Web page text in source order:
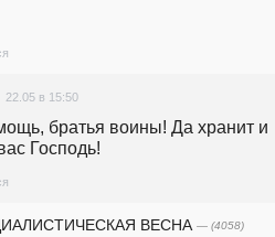
22.05 в 15:50
братья воины! Да хранит и
Господь!
ВЕСНА — (4058)